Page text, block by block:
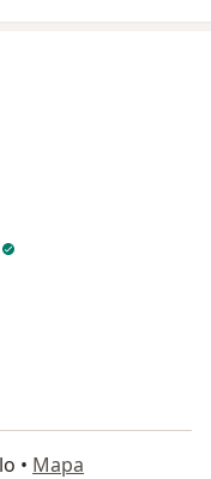
• Mapa